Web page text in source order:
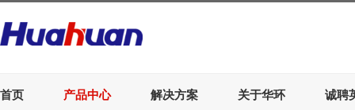
首页 产品中心 解决方案 关于华环 诚聘